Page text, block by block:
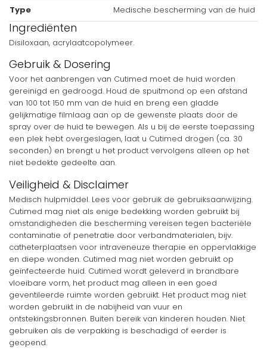
Type
Medische bescherming van de huid
Ingrediënten
Disiloxaan, acrylaatcopolymeer.
Gebruik & Dosering
Voor het aanbrengen van Cutimed moet de huid worden
gereinigd en gedroogd. Houd de spuitmond op een afstand
van 100 tot 150 mm van de huid en breng een gladde
gelijkmatige filmlaag aan op de gewenste plaats door de
spray over de huid te bewegen. Als u bij de eerste toepassing
een plek hebt overgeslagen, laat u Cutimed drogen (ca. 30
seconden) en brengt u het product vervolgens alleen op het
niet bedekte gedeelte aan.
Veiligheid & Disclaimer
Medisch hulpmiddel. Lees voor gebruik de gebruiksaanwijzing.
Cutimed mag niet als enige bedekking worden gebruikt bij
omstandigheden die bescherming vereisen tegen bacteriële
contaminatie of penetratie door verbandmaterialen, bijv.
catheterplaatsen voor intraveneuze therapie en oppervlakkige
en diepe wonden. Cutimed mag niet worden gebruikt op
geïnfecteerde huid. Cutimed wordt geleverd in brandbare
vloeibare vorm, het product mag alleen in een goed
geventileerde ruimte worden gebruikt. Het product mag niet
worden gebruikt in de nabijheid van vuur en
ontstekingsbronnen. Buiten bereik van kinderen houden. Niet
gebruiken als de verpakking is beschadigd of eerder is
geopend.